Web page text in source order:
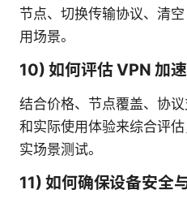
节点、切换传输协议、清
用场景。
10) 如何评估 VPN 加速
结合价格、节点覆盖、协
和实际使用体验来综合评
实场景测试。
11) 如何确保设备安全